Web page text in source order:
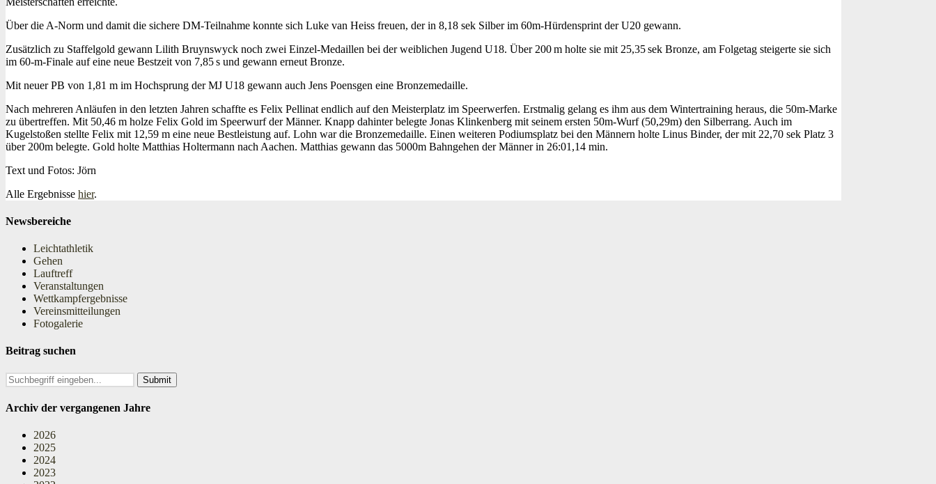
Über die A-Norm und damit die sichere DM-Teilnahme konnte sich Luke van Heiss freuen, der in 8,18 sek Silber im 60m-Hürdensprint der U20 gewann.
Zusätzlich zu Staffelgold gewann Lilith Bruynswyck noch zwei Einzel-Medaillen bei der weiblichen Jugend U18. Über 200 m holte sie mit 25,35 sek Bronze, am Folgetag steigerte sie sich
im 60‑m‑Finale auf eine neue Bestzeit von 7,85 s und gewann erneut Bronze.
Mit neuer PB von 1,81 m im Hochsprung der MJ U18 gewann auch Jens Poensgen eine Bronzemedaille.
Nach mehreren Anläufen in den letzten Jahren schaffte es Felix Pellinat endlich auf den Meisterplatz im Speerwerfen. Erstmalig gelang es ihm aus dem Wintertraining heraus, die 50m-Marke
zu übertreffen. Mit 50,46 m holze Felix Gold im Speerwurf der Männer. Knapp dahinter belegte Jonas Klinkenberg mit seinem ersten 50m-Wurf (50,29m) den Silberrang. Auch im
Kugelstoßen stellte Felix mit 12,59 m eine neue Bestleistung auf. Lohn war die Bronzemedaille. Einen weiteren Podiumsplatz bei den Männern holte Linus Binder, der mit 22,70 sek Platz 3
über 200m belegte. Gold holte Matthias Holtermann nach Aachen. Matthias gewann das 5000m Bahngehen der Männer in 26:01,14 min.
Text und Fotos: Jörn
Alle Ergebnisse hier.
Newsbereiche
Leichtathletik
Gehen
Lauftreff
Veranstaltungen
Wettkampfergebnisse
Vereinsmitteilungen
Fotogalerie
Beitrag suchen
Search
Archiv der vergangenen Jahre
2026
2025
2024
2023